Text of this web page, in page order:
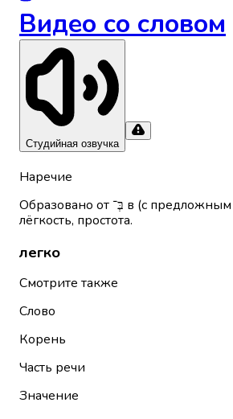
Видео со словом
Студийная озвучка
Наречие
Образовано от בְּ־ в (с предложным падежом); посредством (выражается также творительным падежом) и קַלּוּת
лёгкость, простота.
легко
Смотрите также
Слово
Корень
Часть речи
Значение